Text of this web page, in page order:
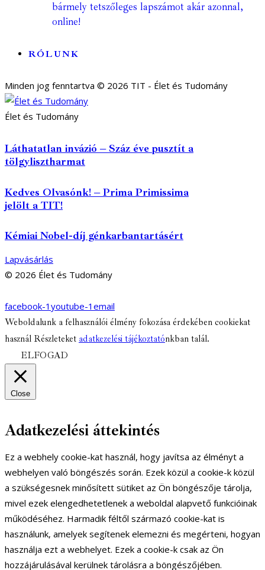
bármely tetszőleges lapszámot akár azonnal,
online!
RÓLUNK
Minden jog fenntartva © 2026 TIT - Élet és Tudomány
Élet és Tudomány
Láthatatlan invázió – Száz éve pusztít a
tölgylisztharmat
Kedves Olvasónk! – Prima Primissima
jelölt a TIT!
Kémiai Nobel-díj génkarbantartásért
Lapvásárlás
© 2026 Élet és Tudomány
facebook-1 youtube-1 email
Weboldalunk a felhasználói élmény fokozása érdekében cookiekat
használ Részleteket adatkezelési tájékoztatónkban talál.
ELFOGAD
Close
Adatkezelési áttekintés
Ez a webhely cookie-kat használ, hogy javítsa az élményt a
webhelyen való böngészés során. Ezek közül a cookie-k közül
a szükségesnek minősített sütiket az Ön böngészője tárolja,
mivel ezek elengedhetetlenek a weboldal alapvető funkcióinak
működéséhez. Harmadik féltől származó cookie-kat is
használunk, amelyek segítenek elemezni és megérteni, hogyan
használja ezt a webhelyet. Ezek a cookie-k csak az Ön
hozzájárulásával kerülnek tárolásra a böngészőjében.